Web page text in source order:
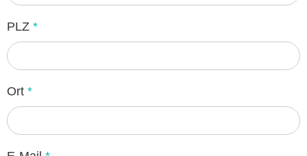
PLZ *
Ort *